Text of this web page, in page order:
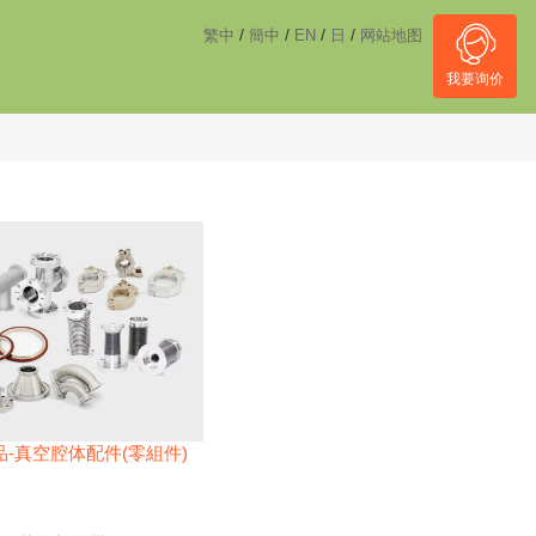
繁中 / 簡中 / EN / 日 / 网站地图
我要询价
-真空腔体配件(零組件)